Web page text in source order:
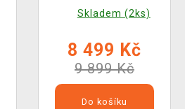
Skladem (2ks)
8 499 Kč
9 899 Kč
Do košíku